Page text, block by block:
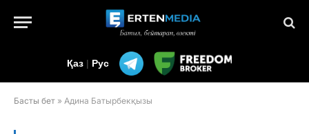
Қаз | Рус
Басты бет » Адина Батырбекқызы